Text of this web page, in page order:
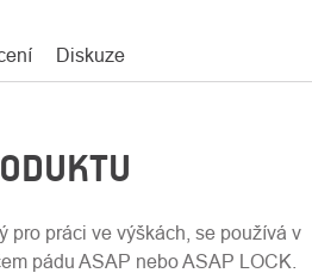
Diskuze
pro práci ve výškách, se používá v
pádu ASAP nebo ASAP LOCK.